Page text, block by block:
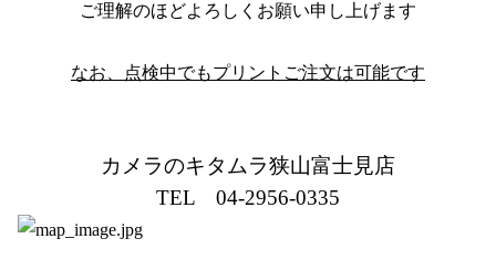
ご理解のほどよろしくお願い申し上げます
なお、点検中でもプリントご注文は可能です
カメラのキタムラ狭山富士見店
TEL　04-2956-0335